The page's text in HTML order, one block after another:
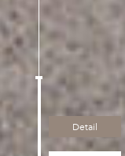
Detail